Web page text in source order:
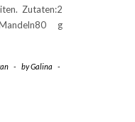
Zutaten:2
g
- byGalina
-